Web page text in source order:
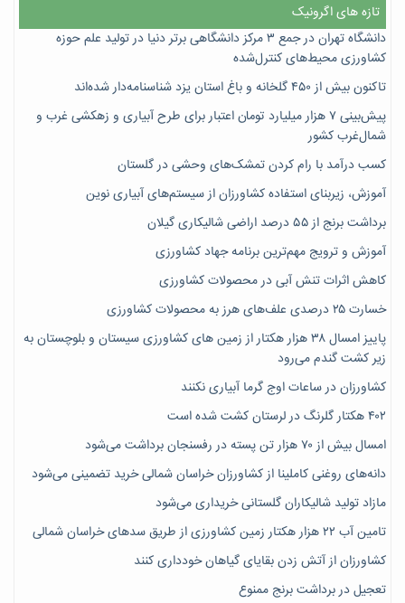
تازه های اگرونیک
دانشگاه تهران در جمع ۳ مرکز دانشگاهی برتر دنیا در تولید علم حوزه
کشاورزی محیط‌های کنترل‌شده
تاکنون بیش از ۴۵۰ گلخانه و باغ استان یزد شناسنامه‌دار شده‌اند
پیش‌بینی ۷‌ هزار میلیارد تومان اعتبار برای طرح آبیاری و زهکشی غرب و
شمال‌غرب کشور
کسب درآمد با رام کردن تمشک‌های وحشی در گلستان
آموزش، زیربنای استفاده کشاورزان از سیستم‌های آبیاری نوین
برداشت برنج از ۵۵ درصد اراضی شالیکاری گیلان
آموزش و ترویج مهم‌ترین برنامه جهاد کشاورزی
کاهش اثرات تنش آبی در محصولات کشاورزی
خسارت ۲۵ درصدی علف‌های هرز به محصولات کشاورزی
پاییز امسال ۳۸ هزار هکتار از زمین های کشاورزی سیستان و بلوچستان به
زیر کشت گندم می‌رود
کشاورزان در ساعات اوج گرما آبیاری نکنند
۴۰۲ هکتار گلرنگ در لرستان کشت شده است
امسال بیش از ۷۰ هزار تن پسته در رفسنجان برداشت می‌شود
دانه‌های روغنی کاملینا از کشاورزان خراسان شمالی خرید تضمینی می‌شود
مازاد تولید شالیکاران گلستانی خریداری می‌شود
تامین آب ۲۲ هزار هکتار زمین کشاورزی از طریق سدهای خراسان شمالی
کشاورزان از آتش زدن بقایای گیاهان خودداری کنند
تعجیل در برداشت برنج ممنوع